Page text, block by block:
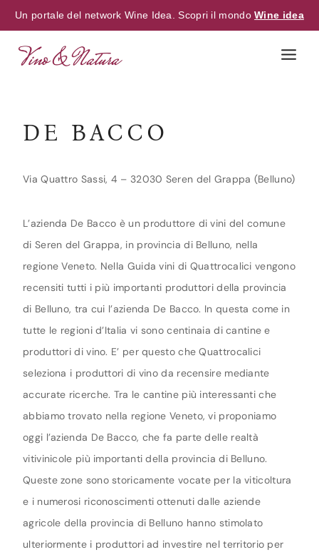
Un portale del network Wine Idea. Scopri il mondoWine idea
DE BACCO
Via Quattro Sassi, 4 – 32030 Seren del Grappa (Belluno)
L’azienda De Bacco è un produttore di vini del comune
di Seren del Grappa, in provincia di Belluno, nella
regione Veneto. Nella Guida vini di Quattrocalici vengono
recensiti tutti i più importanti produttori della provincia
di Belluno, tra cui l’azienda De Bacco. In questa come in
tutte le regioni d’Italia vi sono centinaia di cantine e
produttori di vino. E’ per questo che Quattrocalici
seleziona i produttori di vino da recensire mediante
accurate ricerche. Tra le cantine più interessanti che
abbiamo trovato nella regione Veneto, vi proponiamo
oggi l’azienda De Bacco, che fa parte delle realtà
vitivinicole più importanti della provincia di Belluno.
Queste zone sono storicamente vocate per la viticoltura
e i numerosi riconoscimenti ottenuti dalle aziende
agricole della provincia di Belluno hanno stimolato
ulteriormente i produttori ad investire nel territorio per